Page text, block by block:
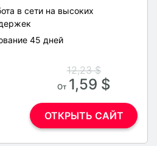
в сети на высоких
45 дней
12,23 $
От 1,59 $
ОТКРЫТЬ САЙТ